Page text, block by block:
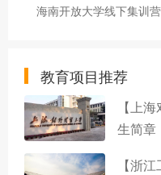
海南开放大学线下集训
教育项目推荐
【上
生简章
【浙